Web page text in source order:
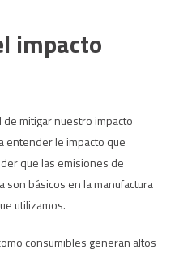
impacto
mitigar nuestro impacto
entender le impacto que
que las emisiones de
son básicos en la manufactura
utilizamos.
consumibles generan altos